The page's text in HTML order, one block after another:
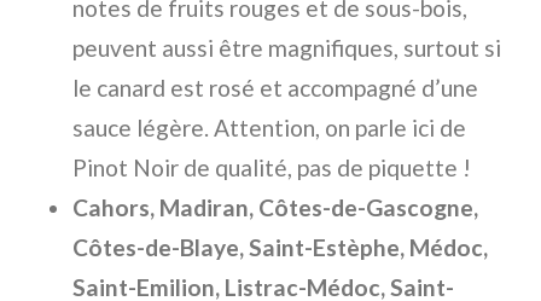
notes de fruits rouges et de sous-bois,
peuvent aussi être magnifiques, surtout si
le canard est rosé et accompagné d’une
sauce légère. Attention, on parle ici de
Pinot Noir de qualité, pas de piquette !
Cahors, Madiran, Côtes-de-Gascogne,
Côtes-de-Blaye, Saint-Estèphe, Médoc,
Saint-Emilion, Listrac-Médoc, Saint-